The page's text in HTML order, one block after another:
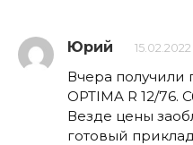
Юрий 15.02.2022
Вчера получили
OPTIMA R 12/76.
Везде цены
готовый